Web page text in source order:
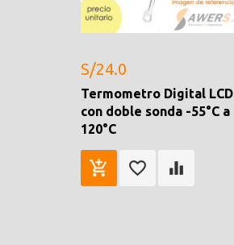
S/24.0
Termometro Digital LCD
con doble sonda -55°C a
120°C